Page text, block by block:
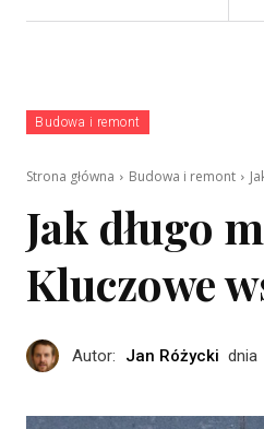
Budowa i remont
Strona główna Budowa i remont
Jak długo
Kluczowe
Autor: Jan Różycki dnia